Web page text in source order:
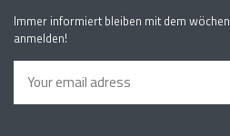
Immer informiert bleiben mit dem
anmelden!